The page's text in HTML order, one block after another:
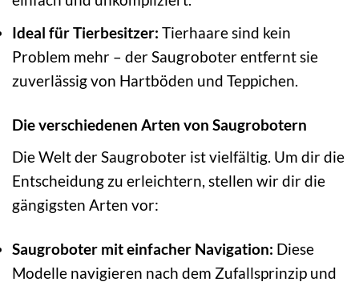
Ideal für Tierbesitzer: Tierhaare sind kein
Problem mehr – der Saugroboter entfernt sie
zuverlässig von Hartböden und Teppichen.
Die verschiedenen Arten von Saugrobotern
Die Welt der Saugroboter ist vielfältig. Um dir die
Entscheidung zu erleichtern, stellen wir dir die
gängigsten Arten vor:
Saugroboter mit einfacher Navigation: Diese
Modelle navigieren nach dem Zufallsprinzip und